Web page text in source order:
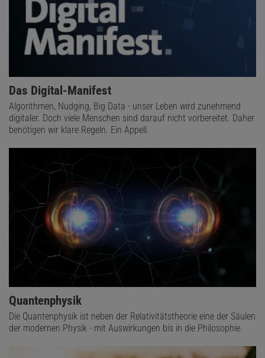
Das Digital-Manifest
Algorithmen, Nudging, Big Data - unser Leben wird zunehmend
digitaler. Doch viele Menschen sind darauf nicht vorbereitet. Daher
benötigen wir klare Regeln. Ein Appell.
Quantenphysik
Die Quantenphysik ist neben der Relativitätstheorie eine der Säulen
der modernen Physik - mit Auswirkungen bis in die Philosophie.